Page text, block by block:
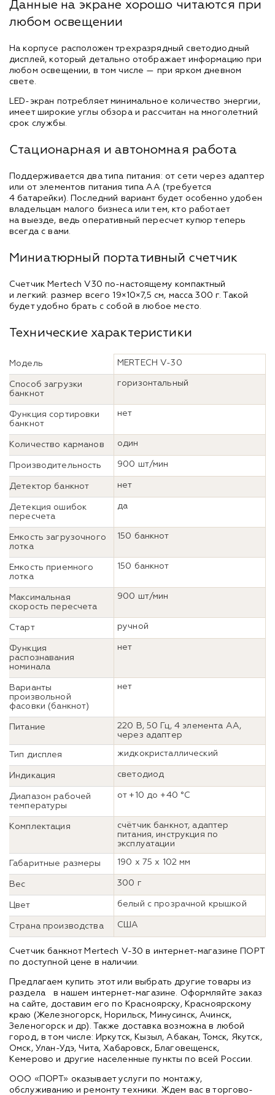
Данные на экране хорошо читаются при
любом освещении
На корпусе расположен трехразрядный светодиодный
дисплей, который детально отображает информацию при
любом освещении, в том числе — при ярком дневном
свете.
LED-экран потребляет минимальное количество энергии,
имеет широкие углы обзора и рассчитан на многолетний
срок службы.
Стационарная и автономная работа
Поддерживается два типа питания: от сети через адаптер
или от элементов питания типа АА (требуется
4 батарейки). Последний вариант будет особенно удобен
владельцам малого бизнеса или тем, кто работает
на выезде, ведь оперативный пересчет купюр теперь
всегда с вами.
Миниатюрный портативный счетчик
Счетчик Mertech V30 по-настоящему компактный
и легкий: размер всего 19×10×7,5 см, масса 300 г. Такой
будет удобно брать с собой в любое место.
Технические характеристики
Модель MERTECH V-30
Способ загрузки
банкнот
горизонтальный
Функция сортировки
банкнот
нет
Количество карманов один
Производительность 900 шт/мин
Детектор банкнот нет
Детекция ошибок
пересчета
да
Емкость загрузочного
лотка
150 банкнот
Емкость приемного
лотка
150 банкнот
Максимальная
скорость пересчета
900 шт/мин
Старт ручной
Функция
распознавания
номинала
нет
Варианты
произвольной
фасовки (банкнот)
нет
Питание
220 В, 50 Гц, 4 элемента АА,
через адаптер
Тип дисплея жидкокристаллический
Индикация светодиод
Диапазон рабочей
температуры
от +10 до +40 °С
Комплектация
счётчик банкнот, адаптер
питания, инструкция по
эксплуатации
Габаритные размеры 190 х 75 х 102 мм
Вес 300 г
Цвет белый с прозрачной крышкой
Страна производства США
Счетчик банкнот Mertech V-30 в интернет-магазине ПОРТ
по доступной цене в наличии.
Предлагаем купить этот или выбрать другие товары из
раздела
в нашем интернет-магазине. Оформляйте заказ
на сайте, доставим его по Красноярску, Красноярскому
краю (Железногорск, Норильск, Минусинск, Ачинск,
Зеленогорск и др). Также доставка возможна в любой
город, в том числе: Иркутск, Кызыл, Абакан, Томск, Якутск,
Омск, Улан-Удэ, Чита, Хабаровск, Благовещенск,
Кемерово и другие населенные пункты по всей России.
ООО «ПОРТ» оказывает услуги по монтажу,
обслуживанию и ремонту техники. Ждем вас в торгово-